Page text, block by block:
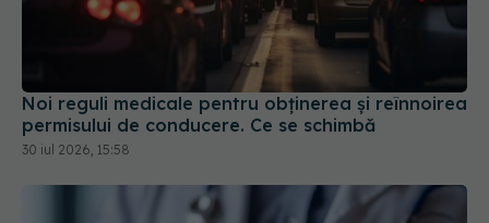
Noi reguli medicale pentru obținerea și reînnoirea
permisului de conducere. Ce se schimbă
30 iul 2026, 15:58